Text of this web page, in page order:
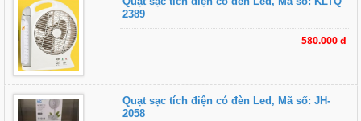
2389
580.000 đ
Quạt sạc tích điện có đèn Led, Mã số: JH-
2058